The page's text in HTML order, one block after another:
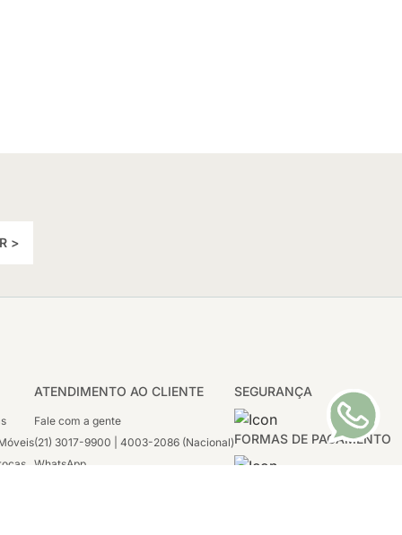
>
SEGURANÇA
FORMAS DE PAGAMENTO
ATENDIMENTO AO CLIENTE
Fale com a gente
(21) 3017-9900 | 4003-2086 (Nacional)
WhatsApp